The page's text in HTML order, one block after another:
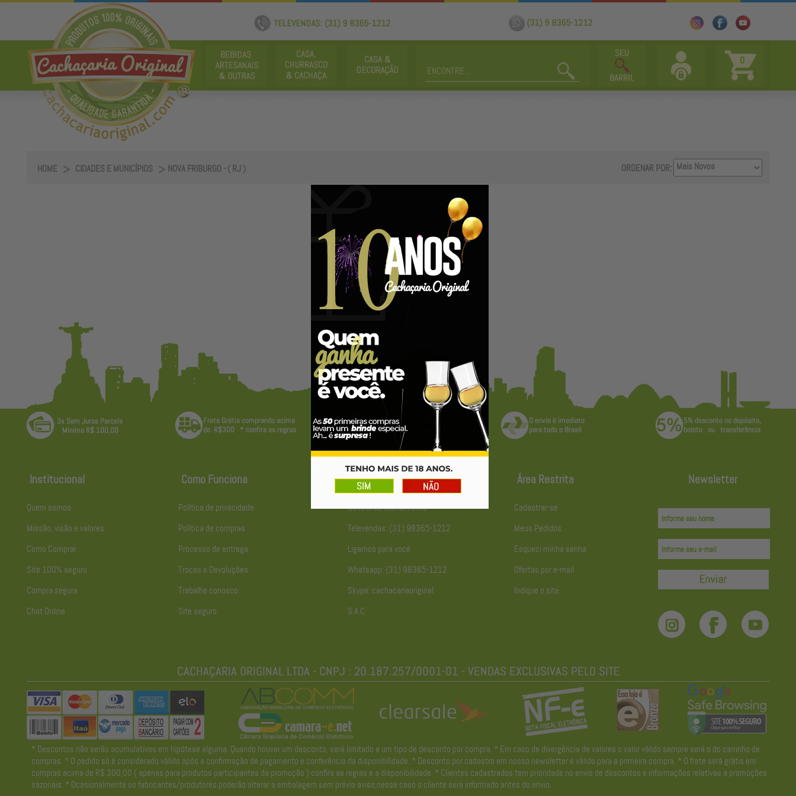
0
HOME CIDADES E MUNICÍPIOS NOVA FRIBURGO - ( RJ ) ORDENAR POR:
Não existe produto cadastrado nesta categoria.
Institucional
Quem somos
Missão, visão e valores
Como Comprar
Site 100% seguro
Compra segura
Chat Online
Como Funciona
Política de privacidade
Política de compras
Processo de entrega
Trocas e Devoluções
Trabalhe conosco
Site seguro
Atendimento
Central de atendimento
Televendas: (31) 98365-1212
Ligamos para você
Whatsapp: (31) 98365-1212
Skype: cachacariaoriginal
S.A.C
Área Restrita
Cadastrar-se
Meus Pedidos
Esqueci minha senha
Ofertas por e-mail
Indique o site
Newsletter
* Descontos não serão acumulativos em hipótese alguma. Quando houver um desconto, será limitado a um tipo de desconto por compra. * Em caso de divergência de valores o valor válido sempre será o do carrinho de
compras. * O pedido só é considerado válido após a confirmação de pagamento e conferência da disponibilidade. * Desconto por cadastro em nosso newsletter é válido para a primeira compra. * O frete será grátis em
compras acima de R$ 300,00 ( apenas para produtos participantes da promoção ) confira as regras e a disponibilidade. * Clientes cadastrados tem prioridade no envio de descontos e informações relativas a promoções
sazonais. * Ocasionalmente os fabricantes/produtores poderão alterar a embalagem sem prévio aviso,nesse caso o cliente será informado antes do envio.